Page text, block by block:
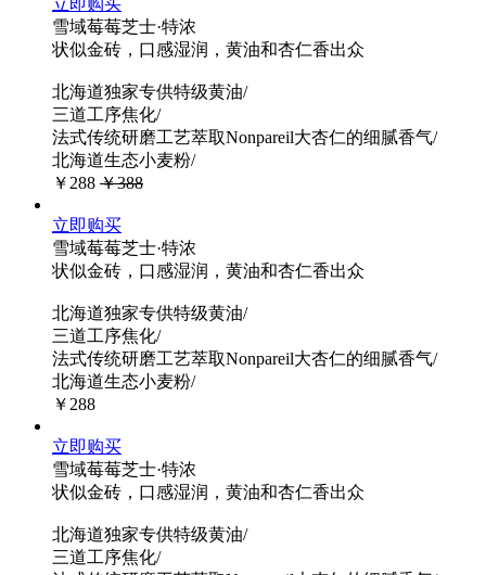
雪域莓莓芝士·特浓
状似金砖，口感湿润，黄油和杏仁香出众
北海道独家专供特级黄油/
三道工序焦化/
法式传统研磨工艺萃取Nonpareil大杏仁的细腻香气/
北海道生态小麦粉/
￥288 ￥388
立即购买
雪域莓莓芝士·特浓
状似金砖，口感湿润，黄油和杏仁香出众
北海道独家专供特级黄油/
三道工序焦化/
法式传统研磨工艺萃取Nonpareil大杏仁的细腻香气/
北海道生态小麦粉/
￥288
立即购买
雪域莓莓芝士·特浓
状似金砖，口感湿润，黄油和杏仁香出众
北海道独家专供特级黄油/
三道工序焦化/